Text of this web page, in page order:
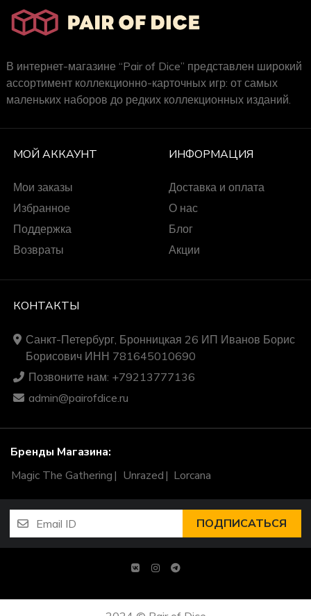
В интернет-магазине “Pair of Dice” представлен широкий
ассортимент коллекционно-карточных игр: от самых
маленьких наборов до редких коллекционных изданий.
МОЙ АККАУНТ
Мои заказы
Избранное
Поддержка
Возвраты
ИНФОРМАЦИЯ
Доставка и оплата
О нас
Блог
Акции
КОНТАКТЫ
Санкт-Петербург, Бронницкая 26 ИП Иванов Борис
Борисович ИНН 781645010690
Позвоните нам: +79213777136
admin@pairofdice.ru
Бренды Магазина:
Magic The Gathering
Unrazed Lorcana
ПОДПИСАТЬСЯ